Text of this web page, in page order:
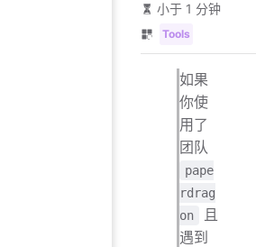
小于 1 分钟
Tools
如果
你使
用了
团队
pape
rdrag
on
且
遇到